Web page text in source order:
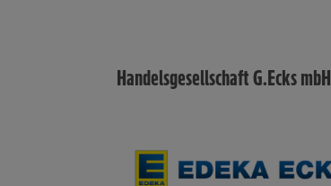
Handelsgesellschaft G.Ecks mbH